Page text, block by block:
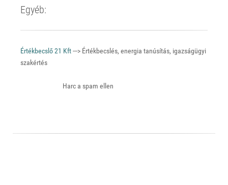
Egyéb:
Értékbecslő 21 Kft---> Értékbecslés, energia tanúsítás, igazságügyi
szakértés
Harc a spam ellen